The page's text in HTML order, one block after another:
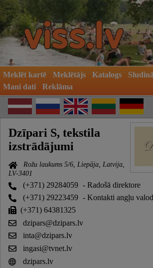
Meklēt kartē Meklētājs Katalogs
Mani dati
Reklāma
Dzīpari S, tekstila
izstrādājumi
Rožu laukums 5/6, Liepāja, Latvija,
LV-3401
(+371) 29284059 - Radošā direktore
(+371) 29223459 - Kontakti angļu
(+371) 64381325
dzipars@dzipars.lv
inta@dzipars.lv
ingasi@tvnet.lv
dzipars.lv